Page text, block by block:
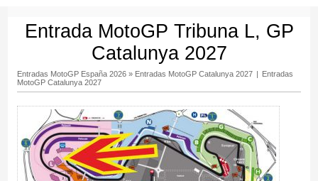
Entrada MotoGP Tribuna L, GP
Catalunya 2027
Entradas MotoGP España 2026» Entradas MotoGP Catalunya 2027 | Entradas
MotoGP Catalunya 2027